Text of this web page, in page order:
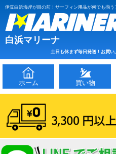
伊豆白浜海岸が目の前！サーフィン用品が何でも揃う
白浜マリーナ
土日も休まず毎日発送！お買
ホーム 買い物